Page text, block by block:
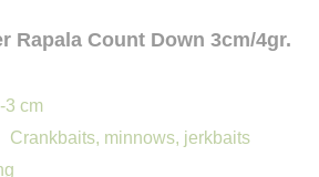
Rapala Count Down 3cm/4gr.
3 cm
Crankbaits, minnows, jerkbaits